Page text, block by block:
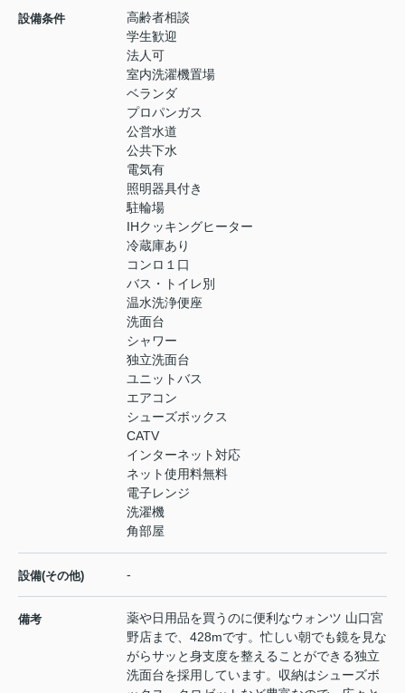
設備条件
高齢者相談
学生歓迎
法人可
室内洗濯機置場
ベランダ
プロパンガス
公営水道
公共下水
電気有
照明器具付き
駐輪場
IHクッキングヒーター
冷蔵庫あり
コンロ１口
バス・トイレ別
温水洗浄便座
洗面台
シャワー
独立洗面台
ユニットバス
エアコン
シューズボックス
CATV
インターネット対応
ネット使用料無料
電子レンジ
洗濯機
角部屋
設備(その他) -
備考
薬や日用品を買うのに便利なウォンツ 山口宮
野店まで、428mです。忙しい朝でも鏡を見な
がらサッと身支度を整えることができる独立
洗面台を採用しています。収納はシューズボ